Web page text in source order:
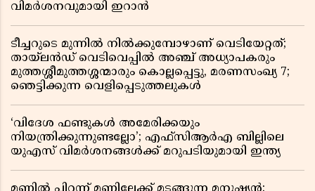
വിമർശനവുമായി ഇറാൻ
ടീച്ചറുടെ മുന്നിൽ നിൽക്കുമ്പോഴാണ് വെടിയേറ്റത്;
തായ്‌ലൻഡ് വെടിവെപ്പിൽ അഞ്ച് അധ്യാപകരും
മുത്തശ്ശീമുത്തശ്ശന്മാരും കൊല്ലപ്പെട്ടു, മരണസംഖ്യ 7;
ഞെട്ടിക്കുന്ന വെളിപ്പെടുത്തലുകൾ
‘വിദേശ ഫണ്ടുകൾ അമേരിക്കയും
നിയന്ത്രിക്കുന്നുണ്ടല്ലോ’; എഫ്സിആർഎ ബില്ലിലെ
യുഎസ് വിമർശനങ്ങൾക്ക് മറുപടിയുമായി ഇന്ത്യ